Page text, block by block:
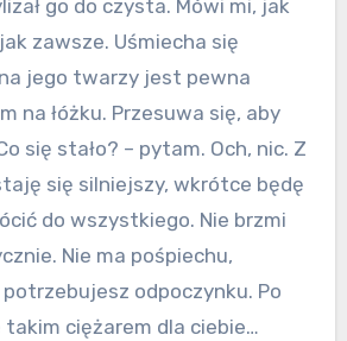
go do czysta. Mówi mi, jak
zawsze. Uśmiecha się
jego twarzy jest pewna
na łóżku. Przesuwa się, aby
się stało? – pytam. Och, nic. Z
się silniejszy, wkrótce będę
do wszystkiego. Nie brzmi
Nie ma pośpiechu,
odpoczynku. Po
ciężarem dla ciebie…